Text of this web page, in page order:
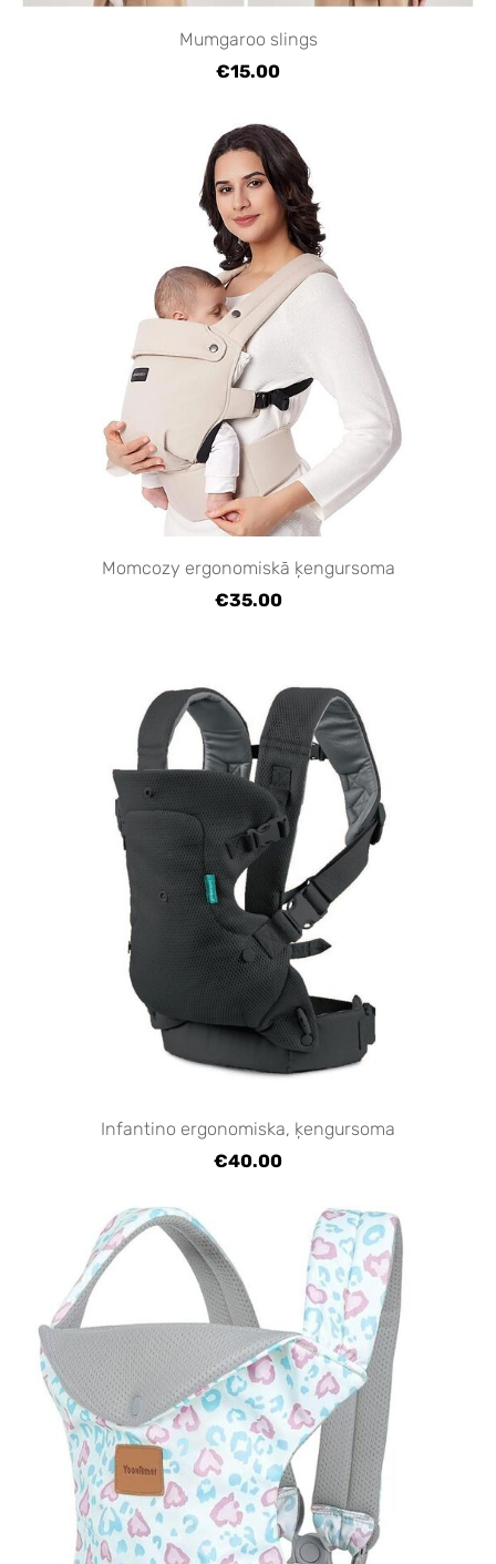
Mumgaroo slings
€15.00
Momcozy ergonomiskā ķengursoma
€35.00
Infantino ergonomiska, ķengursoma
€40.00